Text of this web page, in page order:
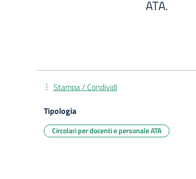
ATA.
Stampa / Condividi
Tipologia
Circolari per docenti e personale ATA